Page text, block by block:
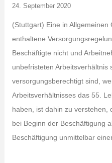
24. September 2020
(Stuttgart) Eine in Allgemeinen
enthaltene
Beschäftigte nicht und
unbefristeten Arbeitsverhältnis
versorgungsberechtigt sind,
Arbeitsverhältnisses das 55.
haben, ist dahin zu verstehen,
bei Beginn der Beschäftigung
Beschäftigung unmittelbar